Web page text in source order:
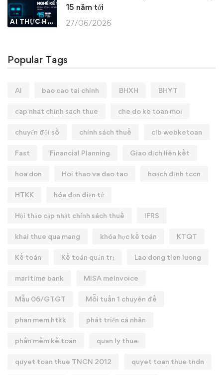
AI THỰC HÀNH
15 năm tới
27/06/2026
Popular Tags
AI bao cao tai chinh BHXH BHYT
cap nhat chinh sach thue che do ke toan moi
chuyển đổi số chính sách thuế clb webketoan
Fast Financial Planning Giao dịch liên kết
hoa don Hoi thao va dao tao hoạch định tccn
HTKK hóa đơn điện tử
Hội thảo cập nhật chính sách thuế IFRS
khai thue qua mang khóa học kế toán KTQT
Kế toán Kế toán quản trị Lao dong tien luong
maritime bank MISA meInvoice
Mẫu 06/GTGT Mỗi tuần 1 chuyên đề
phan mem htkk phát triển cá nhân
phần mềm kế toán quan ly thue
quyet toan thue TNCN 2012 quyet toan thue tndn